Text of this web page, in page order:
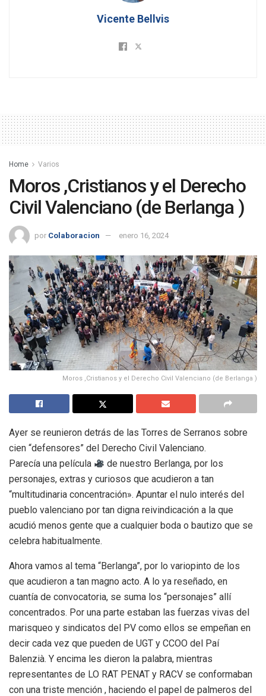
Vicente Bellvis
Home Varios
Moros ,Cristianos y el Derecho
Civil Valenciano (de Berlanga )
por Colaboracion enero 16, 2024
Moros ,Cristianos y el Derecho Civil Valenciano (de Berlanga )
Ayer se reunieron detrás de las Torres de Serranos sobre
cien “defensores” del Derecho Civil Valenciano.
Parecía una película
de nuestro Berlanga, por los
personajes, extras y curiosos que acudieron a tan
“multitudinaria concentración». Apuntar el nulo interés del
pueblo valenciano por tan digna reivindicación a la que
acudió menos gente que a cualquier boda o bautizo que se
celebra habitualmente.
Ahora vamos al tema “Berlanga”, por lo variopinto de los
que acudieron a tan magno acto. A lo ya reseñado, en
cuantía de convocatoria, se suma los “personajes” allí
concentrados. Por una parte estaban las fuerzas vivas del
marisqueo y sindicatos del PV como ellos se empeñan en
decir cada vez que pueden de UGT y CCOO del Paí
Balenzià. Y encima les dieron la palabra, mientras
representantes de LO RAT PENAT y RACV se conformaban
con una triste mención , haciendo el papel de palmeros del